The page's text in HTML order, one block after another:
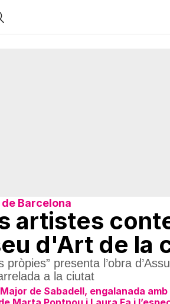
Barcelona
artistes
d'Art de la
pròpies” presenta l’obra
a la ciutat
de Sabadell, engalanada